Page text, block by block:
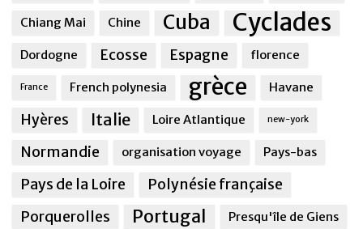
Chiang Mai Chine Cuba Cyclades
Dordogne Ecosse Espagne florence
France French polynesia grèce Havane
Hyères Italie Loire Atlantique new-york
Normandie organisation voyage Pays-bas
Pays de la Loire
Polynésie française
Porquerolles
Portugal Presqu'île de Giens